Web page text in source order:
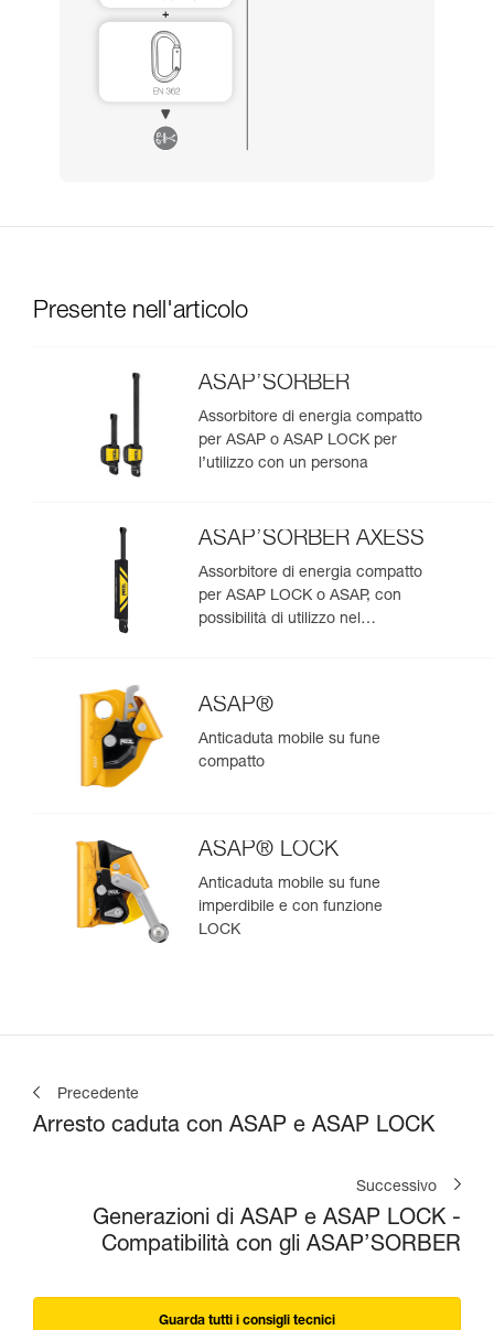
Presente nell'articolo
ASAP’SORBER
Assorbitore di energia compatto
per ASAP o ASAP LOCK per
l’utilizzo con un persona
ASAP’SORBER AXESS
Assorbitore di energia compatto
per ASAP LOCK o ASAP, con
possibilità di utilizzo nel
ASAP®
Anticaduta mobile su fune
compatto
ASAP® LOCK
Anticaduta mobile su fune
imperdibile e con funzione
LOCK
Precedente
Arresto caduta con ASAP e ASAP LOCK
Successivo
Generazioni di ASAP e ASAP LOCK -
Compatibilità con gli ASAP’SORBER
Guarda tutti i consigli tecnici